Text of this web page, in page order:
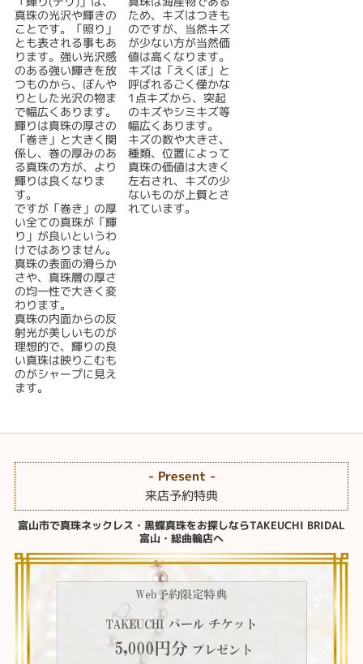
真珠の光沢や輝きの
ことです。「照り」
とも表される事もあ
ります。強い光沢感
のある強い輝きを放
つものから、ぼんや
りとした光沢の物ま
で幅広くあります。
輝りは真珠の厚さの
「巻き」と大きく関
係し、巻の厚みのあ
る真珠の方が、より
輝りは良くなりま
す。
ですが「巻き」の厚
い全ての真珠が「輝
り」が良いというわ
けではありません。
真珠の表面の滑らか
さや、真珠層の厚さ
の均一性で大きく変
わります。
真珠の内面からの反
射光が美しいものが
理想的で、輝りの良
い真珠は映りこむも
のがシャープに見え
ます。
ため、キズはつきも
のですが、当然キズ
が少ない方が当然価
値は高くなります。
キズは「えくぼ」と
呼ばれるごく僅かな
1点キズから、突起
のキズやシミキズ等
幅広くあります。
キズの数や大きさ、
種類、位置によって
真珠の価値は大きく
左右され、キズの少
ないものが上質とさ
れています。
- Present -
来店予約特典
富山市で真珠ネックレス・黒蝶真珠をお探しならTAKEUCHI BRIDAL
富山・総曲輪店へ